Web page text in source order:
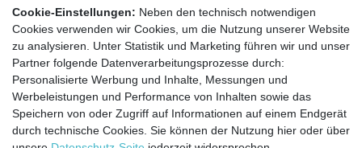
Datenschutzerklärung
AGB
Impressum
Aktuelles rund um Montessori-Materialien und
Montessori-Pädagogik.
Kostenfreie wöchentliche Infos
Cookie-Einstellungen: Neben den technisch notwendigen
Cookies verwenden wir Cookies, um die Nutzung unserer Website
zu analysieren. Unter Statistik und Marketing führen wir und unser
Partner folgende Datenverarbeitungsprozesse durch:
Personalisierte Werbung und Inhalte, Messungen und
Werbeleistungen und Performance von Inhalten sowie das
Speichern von oder Zugriff auf Informationen auf einem Endgerät
durch technische Cookies. Sie können der Nutzung hier oder über